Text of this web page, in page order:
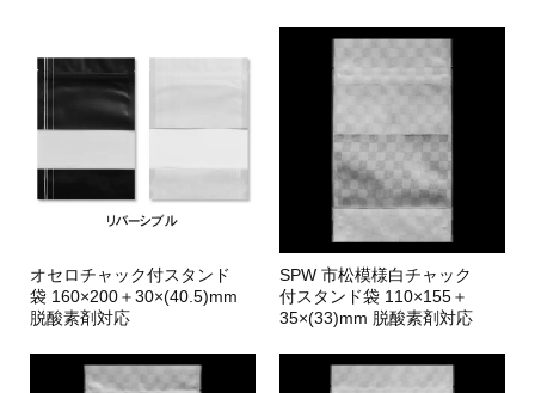
オセロチャック付スタンド
袋 160×200＋30×(40.5)mm
脱酸素剤対応
SPW 市松模様白チャック
付スタンド袋 110×155＋
35×(33)mm 脱酸素剤対応